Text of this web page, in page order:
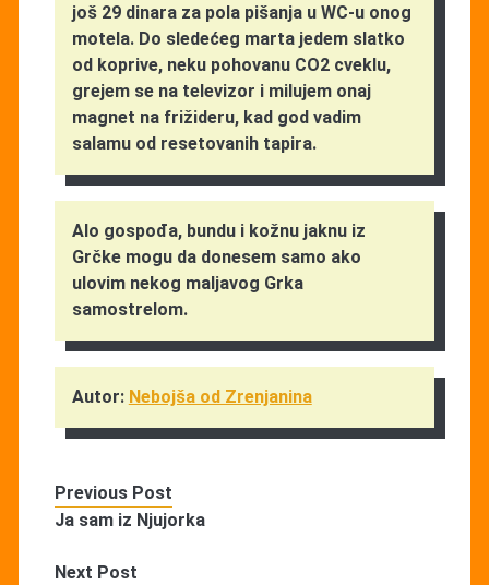
još 29 dinara za pola pišanja u WC-u onog
motela. Do sledećeg marta jedem slatko
od koprive, neku pohovanu CO2 cveklu,
grejem se na televizor i milujem onaj
magnet na frižideru, kad god vadim
salamu od resetovanih tapira.
Alo gospođa, bundu i kožnu jaknu iz
Grčke mogu da donesem samo ako
ulovim nekog maljavog Grka
samostrelom.
Autor: Nebojša od Zrenjanina
Previous Post
Ja sam iz Njujorka
Next Post